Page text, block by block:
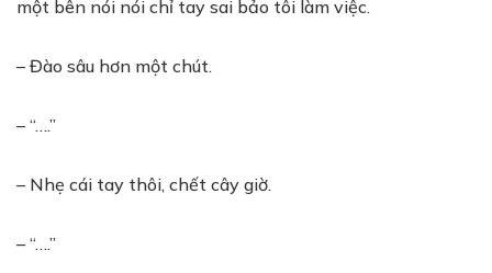
một bên nói nói chỉ tay sai bảo tôi làm việc.
– Đào sâu hơn một chút.
– “….”
– Nhẹ cái tay thôi, chết cây giờ.
– “….”